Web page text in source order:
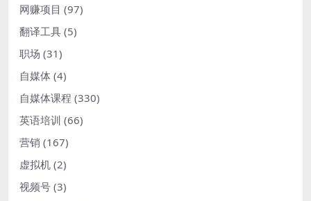
网赚项目 (97)
翻译工具 (5)
职场 (31)
自媒体 (4)
自媒体课程 (330)
英语培训 (66)
营销 (167)
虚拟机 (2)
视频号 (3)